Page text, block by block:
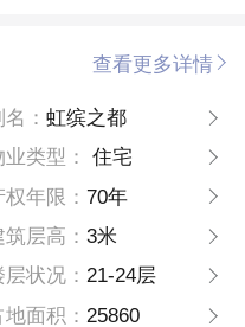
查看更多详情
名： 虹缤之都
业类型：
住宅
权年限： 70年
筑层高： 3米
层状况： 21-24层
地面积： 25860